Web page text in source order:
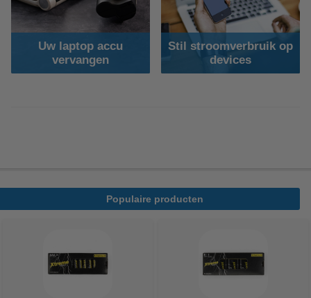
Uw laptop accu
vervangen
Stil stroomverbruik op
devices
Populaire producten